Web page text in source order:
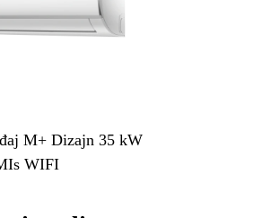
M+ Dizajn 35 kW
WIFI